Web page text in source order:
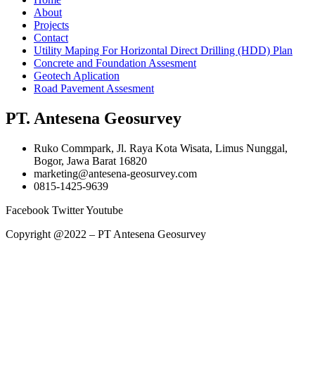
About
Projects
Contact
Utility Maping For Horizontal Direct Drilling (HDD) Plan
Concrete and Foundation Assesment
Geotech Aplication
Road Pavement Assesment
PT. Antesena Geosurvey
Ruko Commpark, Jl. Raya Kota Wisata, Limus Nunggal,
Bogor, Jawa Barat 16820
marketing@antesena-geosurvey.com
0815-1425-9639
Facebook TwitterYoutube
Copyright @2022 – PT Antesena Geosurvey